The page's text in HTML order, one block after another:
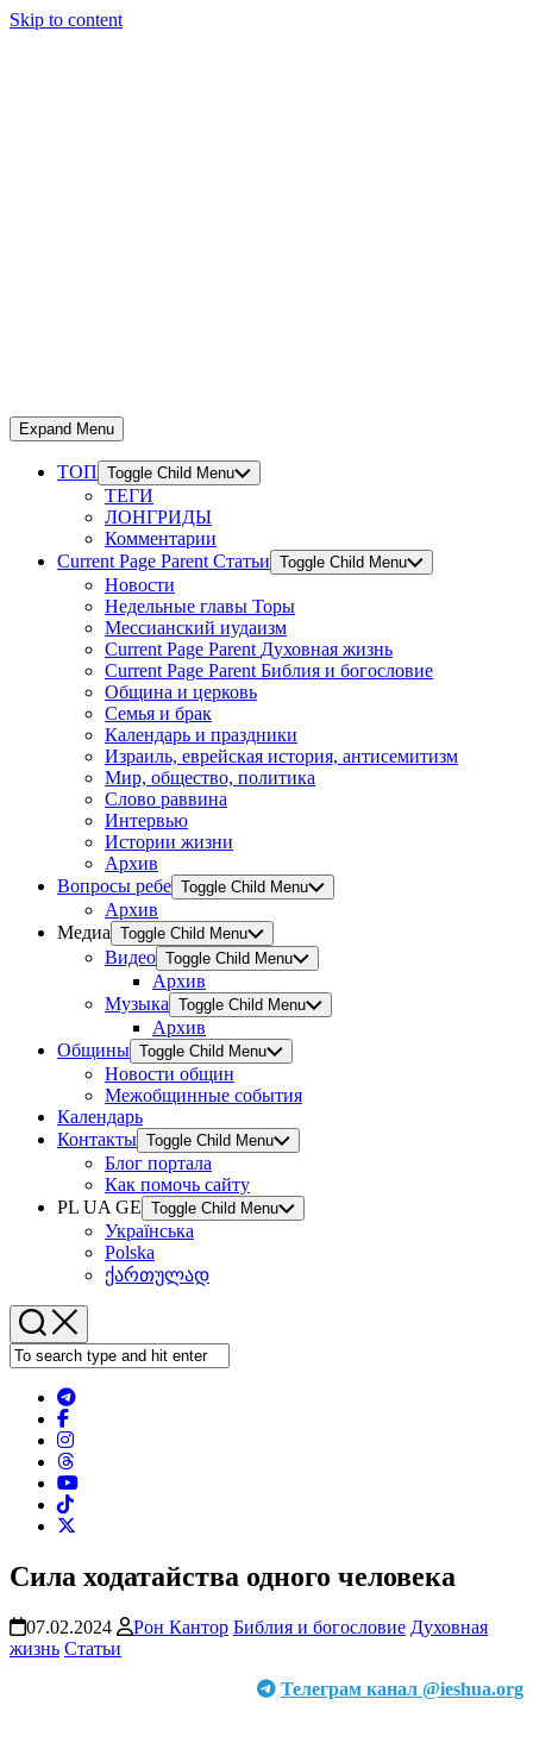
Skip to content
Expand Menu
ТОП Toggle Child Menu
ТЕГИ
ЛОНГРИДЫ
Комментарии
Current Page Parent Статьи Toggle Child Menu
Новости
Недельные главы Торы
Мессианский иудаизм
Current Page Parent Духовная жизнь
Current Page Parent Библия и богословие
Община и церковь
Семья и брак
Календарь и праздники
Израиль, еврейская история, антисемитизм
Мир, общество, политика
Слово раввина
Интервью
Истории жизни
Архив
Вопросы ребе Toggle Child Menu
Архив
Медиа Toggle Child Menu
Видео Toggle Child Menu
Архив
Музыка Toggle Child Menu
Архив
Общины Toggle Child Menu
Новости общин
Межобщинные события
Календарь
Контакты Toggle Child Menu
Блог портала
Как помочь сайту
PL UA GE Toggle Child Menu
Українська
Polska
ქართულად
Сила ходатайства одного человека
07.02.2024 Рон Кантор Библия и богословие Духовная
жизнь Статьи
Телеграм канал @ieshua.org